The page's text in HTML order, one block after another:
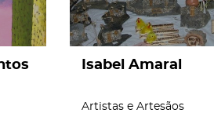
Isabel Amaral
Artistas e Artesãos